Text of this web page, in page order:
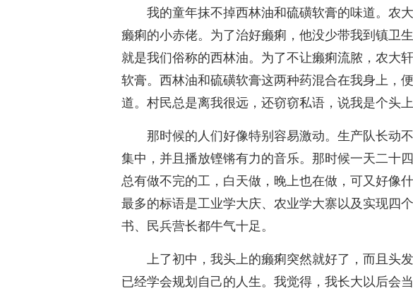
我的童年抹不掉西林油和硫磺软膏的味道。农
癞痢的小赤佬。为了治好癞痢，他没少带我到镇卫
就是我们俗称的西林油。为了不让癞痢流脓，农大
软膏。西林油和硫磺软膏这两种药混合在我身上，
道。村民总是离我很远，还窃窃私语，说我是个头上
那时候的人们好像特别容易激动。生产队长动
集中，并且播放铿锵有力的音乐。那时候一天二十
总有做不完的工，白天做，晚上也在做，可又好像
最多的标语是工业学大庆、农业学大寨以及实现四
书、民兵营长都牛气十足。
上了初中，我头上的癞痢突然就好了，而且头
已经学会规划自己的人生。我觉得，我长大以后会